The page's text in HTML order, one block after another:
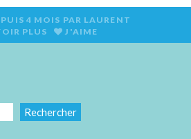
4 MOIS PAR LAURENT
PLUS
J'AIME
Rechercher